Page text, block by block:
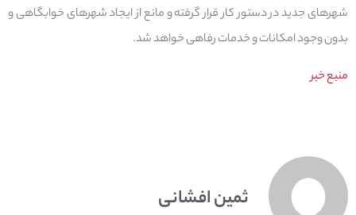
شهرهای جدید در دستور کار قرار گرفته و مانع از ایجاد شهرهای خوابگاهی و
بدون وجود امکانات و خدمات رفاهی خواهد شد.
منبع خبر
ثمین افشانی